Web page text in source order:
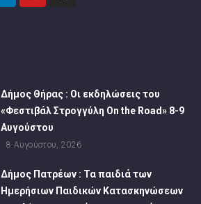
Δήμος Θήρας : Οι εκδηλώσεις του
«Φεστιβάλ Στρογγύλη On the Road» 8-9
Αυγούστου
8 Αυγούστου, 2026
Δήμος Πατρέων : Τα παιδιά των
Ημερήσιων Παιδικών Κατασκηνώσεων